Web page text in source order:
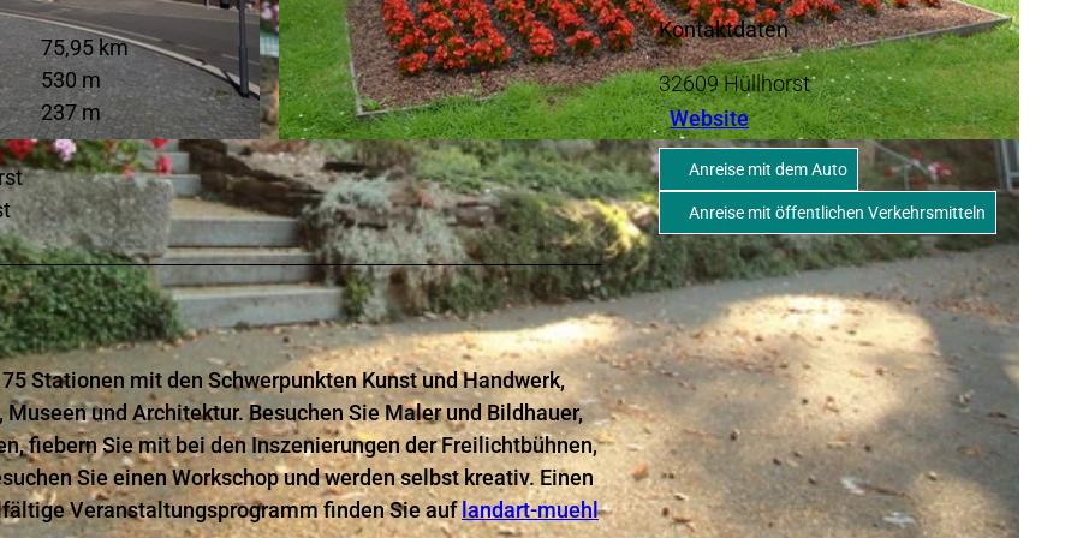
© Anna-Lena Rose
75,95 km
530 m
237 m
Stationen mit den Schwerpunkten Kunst und Handwerk,
und Architektur. Besuchen Sie Maler und Bildhauer,
fiebern Sie mit bei den Inszenierungen der Freilichtbühnen,
Sie einen Workschop und werden selbst kreativ. Einen
Veranstaltungsprogramm finden Sie auflandart-muehl
Kontaktdaten
32609Hüllhorst
Website
Anreise mit dem Auto
Anreise mit öffentlichen Verkehrsmitteln